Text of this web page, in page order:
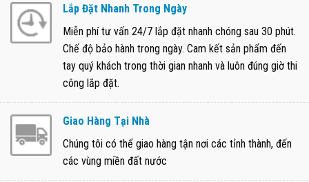
Lắp Đặt Nhanh Trong Ngày
Miễn phí tư vấn 24/7 lắp đặt nhanh chóng sau 30 phút.
Chế độ bảo hành trong ngày. Cam kết sản phẩm đến
tay quý khách trong thời gian nhanh và luôn đúng giờ thi
công lắp đặt.
Giao Hàng Tại Nhà
Chúng tôi có thể giao hàng tận nơi các tỉnh thành, đến
các vùng miền đất nước